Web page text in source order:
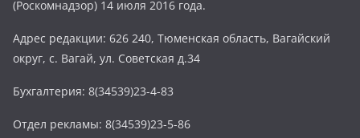
(Роскомнадзор) 14 июля 2016 года.
Адрес редакции: 626 240, Тюменская область, Вагайский
округ, с. Вагай, ул. Советская д.34
Бухгалтерия: 8(34539)23-4-83
Отдел рекламы: 8(34539)23-5-86